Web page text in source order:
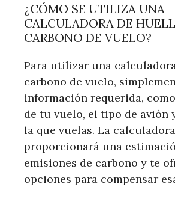
¿CÓMO SE UTILIZA UNA
CALCULADORA DE
CARBONO DE VUELO?
Para utilizar una
carbono de vuelo,
información requerida,
de tu vuelo, el tipo de avión
la que vuelas. La
proporcionará una
emisiones de carbono y te
opciones para compensar